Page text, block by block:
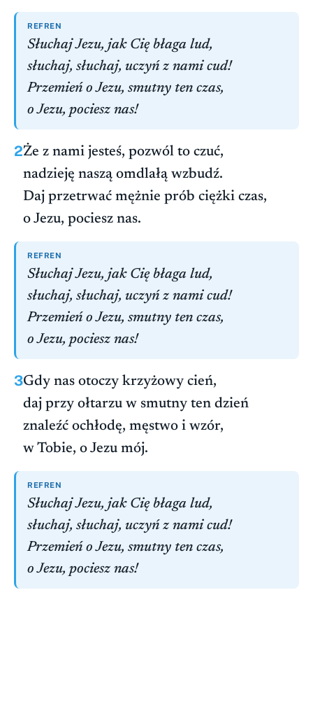
REFREN
Słuchaj Jezu, jak Cię błaga lud,
słuchaj, słuchaj, uczyń z nami cud!
Przemień o Jezu, smutny ten czas,
o Jezu, pociesz nas!
2Że z nami jesteś, pozwól to czuć,
nadzieję naszą omdlałą wzbudź.
Daj przetrwać mężnie prób ciężki czas,
o Jezu, pociesz nas.
REFREN
Słuchaj Jezu, jak Cię błaga lud,
słuchaj, słuchaj, uczyń z nami cud!
Przemień o Jezu, smutny ten czas,
o Jezu, pociesz nas!
3Gdy nas otoczy krzyżowy cień,
daj przy ołtarzu w smutny ten dzień
znaleźć ochłodę, męstwo i wzór,
w Tobie, o Jezu mój.
REFREN
Słuchaj Jezu, jak Cię błaga lud,
słuchaj, słuchaj, uczyń z nami cud!
Przemień o Jezu, smutny ten czas,
o Jezu, pociesz nas!